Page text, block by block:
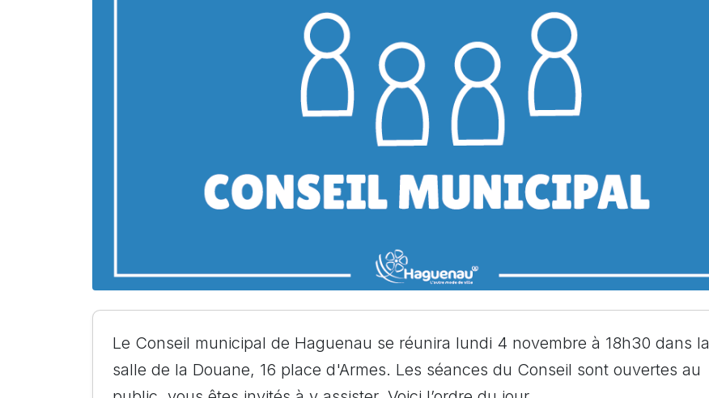
Le Conseil municipal de Haguenau se réunira lundi 4 novembre à 18h30 dans la
salle de la Douane, 16 place d'Armes. Les séances du Conseil sont ouvertes au